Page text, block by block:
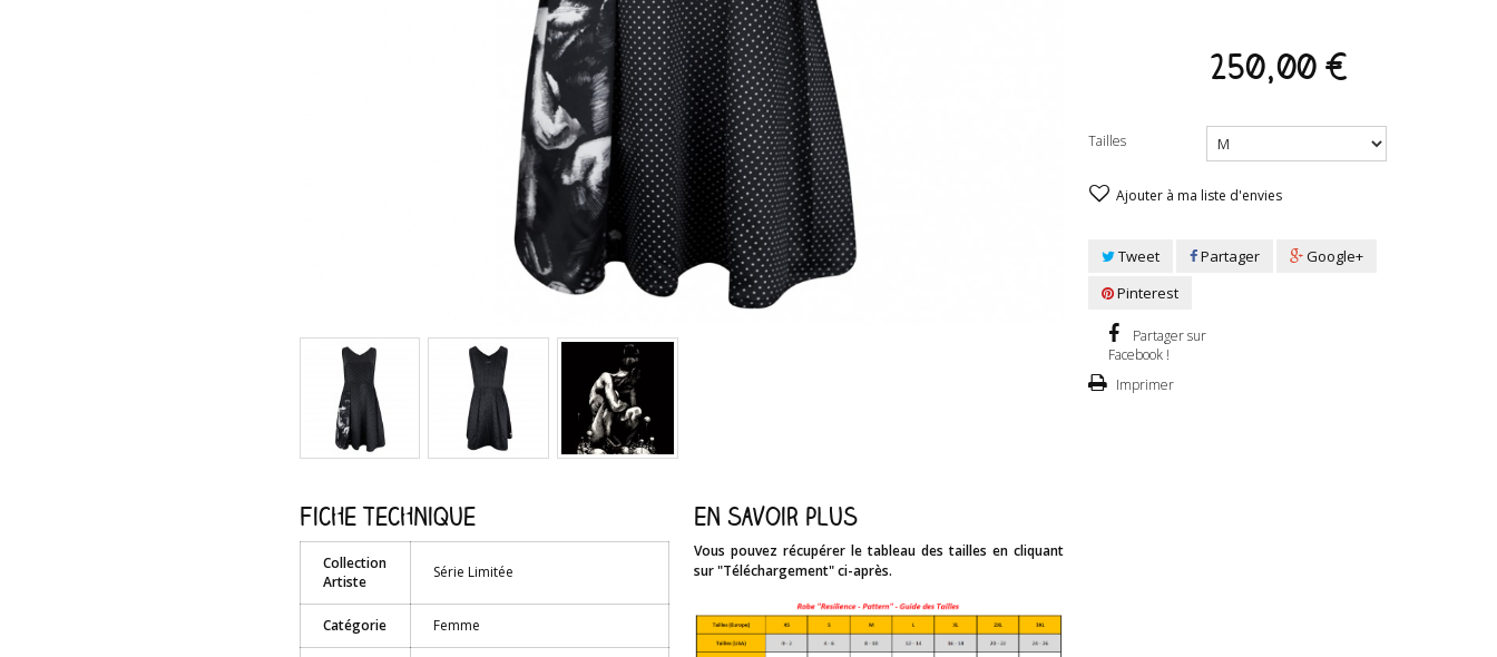
250,00 €
Tailles
Ajouter à ma liste d'envies
Tweet Partager
Google+
Pinterest
Partager sur
Facebook !
Imprimer
Fiche technique
Collection
Artiste
Série Limitée
Catégorie Femme
En savoir plus
Vous pouvez récupérer le tableau des tailles en cliquant
sur "Téléchargement" ci-après.